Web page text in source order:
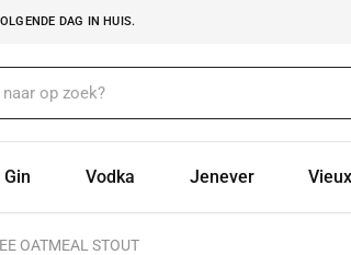
DAG IN HUIS.
Gin Vodka Jenever Vieux
OATMEAL STOUT